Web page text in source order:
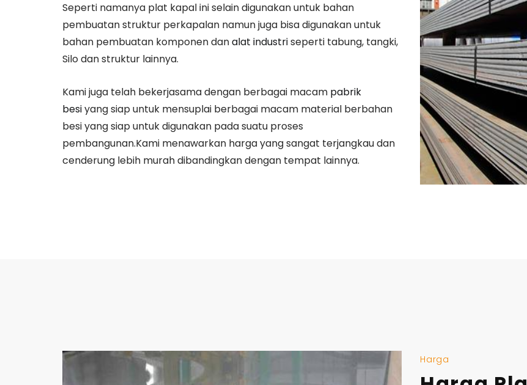
Seperti namanya plat kapal ini selain digunakan untuk bahan
pembuatan struktur perkapalan namun juga bisa digunakan untuk
bahan pembuatan komponen danalat industriseperti tabung, tangki,
Silo dan struktur lainnya.
Kami juga telah bekerjasama dengan berbagai macam pabrik
besiyang siap untuk mensuplai berbagai macam material berbahan
besi yang siap untuk digunakan pada suatu proses
pembangunan.Kami menawarkan harga yang sangat terjangkau dan
cenderung lebih murah dibandingkan dengan tempat lainnya.
Harga